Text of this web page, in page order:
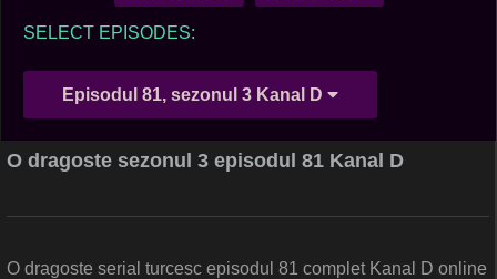
SELECT EPISODES:
Episodul 81, sezonul 3 Kanal D
O dragoste sezonul 3 episodul 81 Kanal D
O dragoste serial turcesc episodul 81 complet Kanal D online